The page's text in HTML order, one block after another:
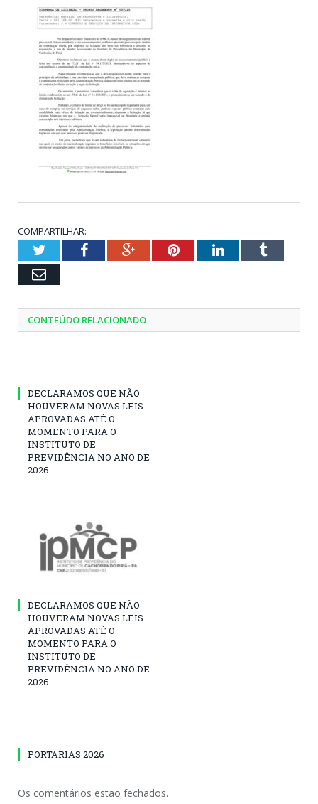
COMPARTILHAR:
TwitterFacebookGoogle+PinterestLinkedInTumblr
Email
CONTEÚDO RELACIONADO
DECLARAMOS QUE NÃO
HOUVERAM NOVAS LEIS
APROVADAS ATÉ O
MOMENTO PARA O
INSTITUTO DE
PREVIDÊNCIA NO ANO DE
2026
DECLARAMOS QUE NÃO
HOUVERAM NOVAS LEIS
APROVADAS ATÉ O
MOMENTO PARA O
INSTITUTO DE
PREVIDÊNCIA NO ANO DE
2026
PORTARIAS 2026
Os comentários estão fechados.